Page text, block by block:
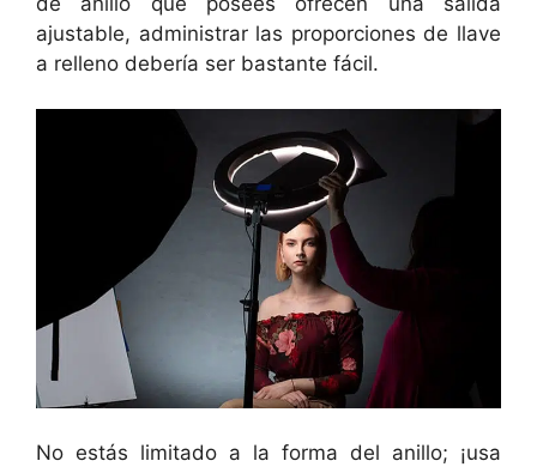
ajustable, administrar las proporciones de llave
a relleno debería ser bastante fácil.
No estás limitado a la forma del anillo; ¡usa